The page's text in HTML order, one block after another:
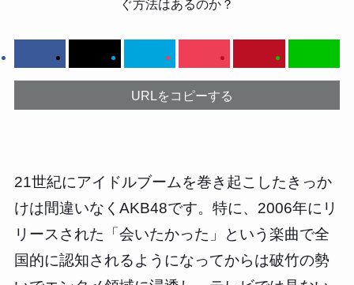
URLをコピーする
21世紀にアイドルブームを巻き起こしたきっか
けは間違いなくAKB48です。特に、2006年にリ
リースされた「会いたかった」という楽曲で全
国的に認知されるようになってからは破竹の勢